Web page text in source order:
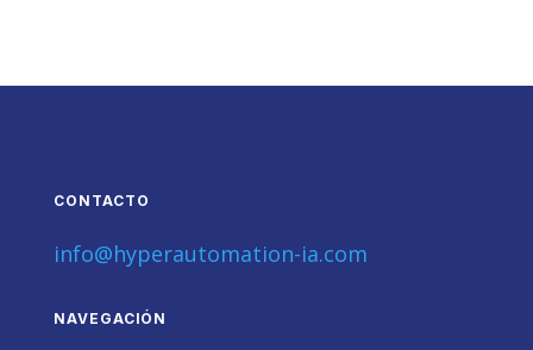
CONTACTO
info@hyperautomation-ia.com
NAVEGACIÓN